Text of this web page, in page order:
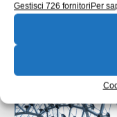
Gestisci 726 fornitoriPer